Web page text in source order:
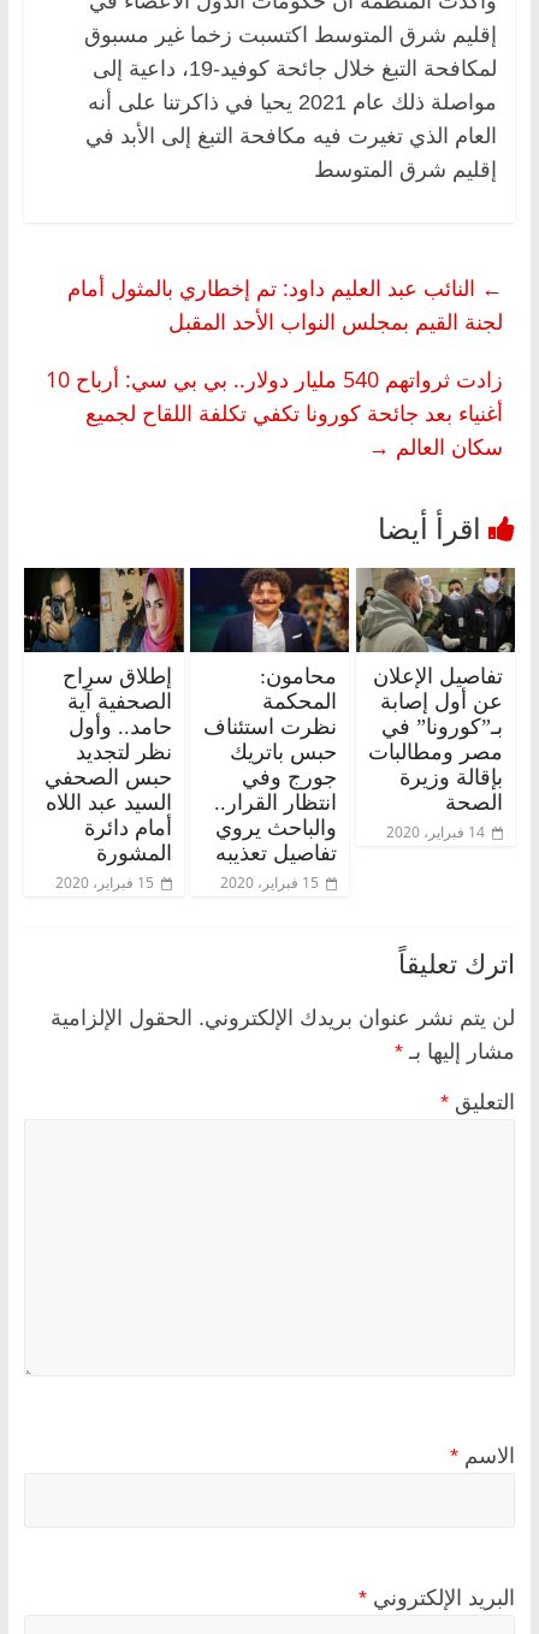
إقليم شرق المتوسط اكتسبت زخما غير مسبوق
لمكافحة التبغ خلال جائحة كوفيد-19، داعية إلى
مواصلة ذلك عام 2021 يحيا في ذاكرتنا على أنه
العام الذي تغيرت فيه مكافحة التبغ إلى الأبد في
إقليم شرق المتوسط
← النائب عبد العليم داود: تم إخطاري بالمثول أمام
لجنة القيم بمجلس النواب الأحد المقبل
زادت ثرواتهم 540 مليار دولار.. بي بي سي: أرباح 10
أغنياء بعد جائحة كورونا تكفي تكلفة اللقاح لجميع
سكان العالم →
تفاصيل الإعلان
عن أول إصابة
بـ”كورونا” في
مصر ومطالبات
بإقالة وزيرة
الصحة
14 فبراير، 2020
محامون:
المحكمة
نظرت استئناف
حبس باتريك
جورج وفي
انتظار القرار..
والباحث يروي
تفاصيل تعذيبه
15 فبراير، 2020
إطلاق سراح
الصحفية آية
حامد.. وأول
نظر لتجديد
حبس الصحفي
السيد عبد اللاه
أمام دائرة
المشورة
15 فبراير، 2020
اترك تعليقاً
لن يتم نشر عنوان بريدك الإلكتروني. الحقول الإلزامية
مشار إليها بـ *
التعليق *
الاسم *
البريد الإلكتروني *